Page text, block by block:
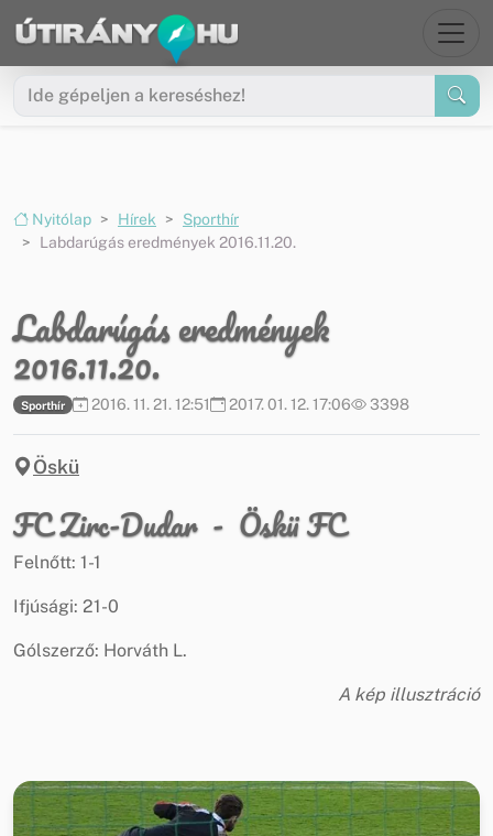
Ugrás a menüre
Ugrás a tartalomra
Nyitólap Hírek
Sporthír
Labdarúgás eredmények 2016.11.20.
Labdarúgás eredmények
2016.11.20.
Sporthír 2016. 11. 21. 12:51 2017. 01. 12. 17:06 3398
Öskü
FC Zirc-Dudar - Öskü FC
Felnőtt: 1-1
Ifjúsági: 21-0
Gólszerző: Horváth L.
A kép illusztráció